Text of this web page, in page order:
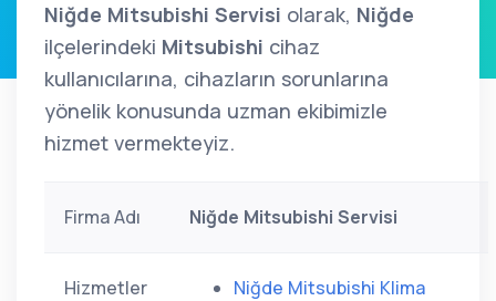
Niğde Mitsubishi Servisi olarak, Niğde
ilçelerindeki Mitsubishi cihaz
kullanıcılarına, cihazların sorunlarına
yönelik konusunda uzman ekibimizle
hizmet vermekteyiz.
Firma Adı Niğde Mitsubishi Servisi
Hizmetler
Niğde Mitsubishi Klima